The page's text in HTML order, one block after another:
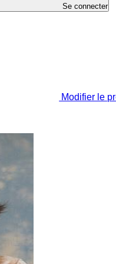
Se connecter
Modifier le